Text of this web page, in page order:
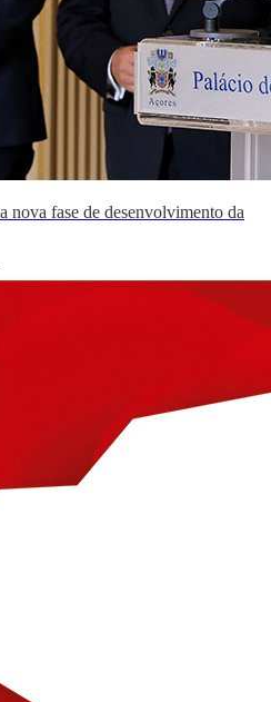
nova fase de desenvolvimento da